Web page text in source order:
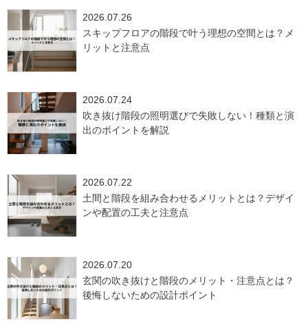
2026.07.26
スキップフロアの階段で叶う理想の空間とは？メ
リットと注意点
2026.07.24
吹き抜け階段の照明選びで失敗しない！種類と演
出のポイントを解説
2026.07.22
土間と階段を組み合わせるメリットとは？デザイ
ンや配置の工夫と注意点
2026.07.20
玄関の吹き抜けと階段のメリット・注意点とは？
後悔しないための設計ポイント